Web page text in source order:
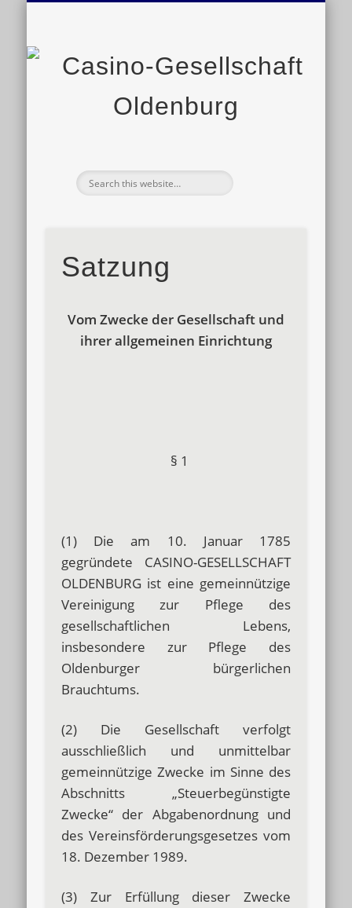
Satzung
Vom Zwecke der Gesellschaft und
ihrer allgemeinen Einrichtung
§ 1
(1) Die am 10. Januar 1785
gegründete CASINO-GESELLSCHAFT
OLDENBURG ist eine gemeinnützige
Vereinigung zur Pflege des
gesellschaftlichen Lebens,
insbesondere zur Pflege des
Oldenburger bürgerlichen
Brauchtums.
(2) Die Gesellschaft verfolgt
ausschließlich und unmittelbar
gemeinnützige Zwecke im Sinne des
Abschnitts „Steuerbegünstigte
Zwecke“ der Abgabenordnung und
des Vereinsförderungsgesetzes vom
18. Dezember 1989.
(3) Zur Erfüllung dieser Zwecke